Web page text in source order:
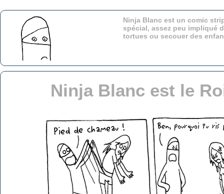
Ninja Blanc est un comic
spécial, assez peu impliqué
tortues ou secouer des
Ninja Blanc est le